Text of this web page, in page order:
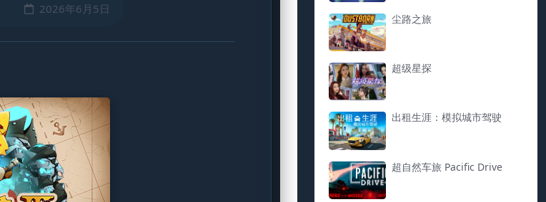
2026年6月5日
尘路之旅
超级星探
出租生涯：模拟城市驾驶
超自然车旅 Pacific Drive